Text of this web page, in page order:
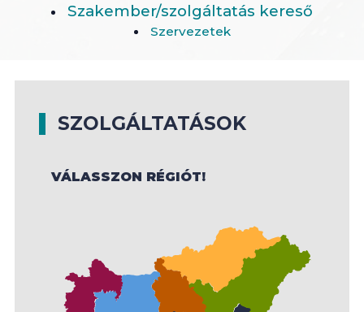
Szakember/szolgáltatás kereső
Szervezetek
SZOLGÁLTATÁSOK
VÁLASSZON RÉGIÓT!